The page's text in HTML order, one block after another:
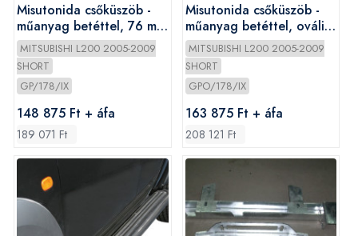
Misutonida csőküszöb -
műanyag betéttel, 76 mm
- L200 D/C 2006-2009
MITSUBISHI L200 2005-2009
SHORT
GP/178/IX
148 875 Ft + áfa
189 071 Ft
Misutonida csőküszöb -
műanyag betéttel, ovális
- L200 D/C 2006-2009
MITSUBISHI L200 2005-2009
SHORT
GPO/178/IX
163 875 Ft + áfa
208 121 Ft